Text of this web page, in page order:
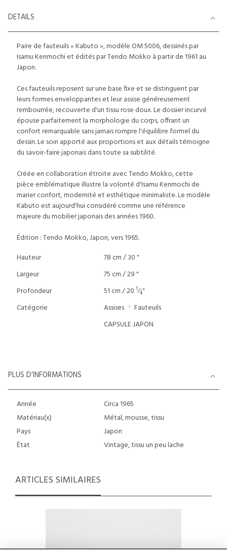
DETAILS
Paire de fauteuils « Kabuto », modèle OM 5006, dessinés par
Isamu Kenmochi et édités par Tendo Mokko à partir de 1961 au
Japon.
Ces fauteuils reposent sur une base fixe et se distinguent par
leurs formes enveloppantes et leur assise généreusement
rembourrée, recouverte d'un tissu rose doux. Le dossier incurvé
épouse parfaitement la morphologie du corps, offrant un
confort remarquable sans jamais rompre l'équilibre formel du
dessin. Le soin apporté aux proportions et aux détails témoigne
du savoir-faire japonais dans toute sa subtilité.
Créée en collaboration étroite avec Tendo Mokko, cette
pièce emblématique illustre la volonté d'Isamu Kenmochi de
marier confort, modernité et esthétique minimaliste. Le modèle
Kabuto est aujourd'hui considéré comme une référence
majeure du mobilier japonais des années 1960.
Édition : Tendo Mokko, Japon, vers 1965.
Hauteur
78 cm / 30 "
Largeur
75 cm / 29 "
Profondeur
51 cm / 20 1⁄4"
Catégorie
Assises
Fauteuils
CAPSULE JAPON
PLUS D’INFORMATIONS
Année
Circa 1965
Matériau(x)
Métal, mousse, tissu
Pays
Japon
État
Vintage, tissu un peu lache
ARTICLES SIMILAIRES